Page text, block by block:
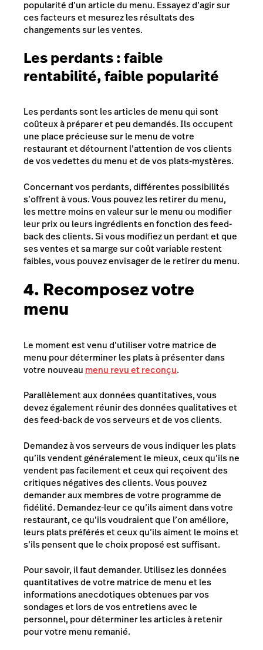
popularité d’un article du menu. Essayez d’agir sur
ces facteurs et mesurez les résultats des
changements sur les ventes.
Les perdants : faible
rentabilité, faible popularité
Les perdants sont les articles de menu qui sont
coûteux à préparer et peu demandés. Ils occupent
une place précieuse sur le menu de votre
restaurant et détournent l’attention de vos clients
de vos vedettes du menu et de vos plats-mystères.
Concernant vos perdants, différentes possibilités
s’offrent à vous. Vous pouvez les retirer du menu,
les mettre moins en valeur sur le menu ou modifier
leur prix ou leurs ingrédients en fonction des feed-
back des clients. Si vous modifiez un perdant et que
ses ventes et sa marge sur coût variable restent
faibles, vous pouvez envisager de le retirer du menu.
4. Recomposez votre
menu
Le moment est venu d’utiliser votre matrice de
menu pour déterminer les plats à présenter dans
votre nouveau menu revu et reconçu.
Parallèlement aux données quantitatives, vous
devez également réunir des données qualitatives et
des feed-back de vos serveurs et de vos clients.
Demandez à vos serveurs de vous indiquer les plats
qu’ils vendent généralement le mieux, ceux qu’ils ne
vendent pas facilement et ceux qui reçoivent des
critiques négatives des clients. Vous pouvez
demander aux membres de votre programme de
fidélité. Demandez-leur ce qu’ils aiment dans votre
restaurant, ce qu’ils voudraient que l’on améliore,
leurs plats préférés et ceux qu’ils aiment le moins et
s’ils pensent que le choix proposé est suffisant.
Pour savoir, il faut demander. Utilisez les données
quantitatives de votre matrice de menu et les
informations anecdotiques obtenues par vos
sondages et lors de vos entretiens avec le
personnel, pour déterminer les articles à retenir
pour votre menu remanié.